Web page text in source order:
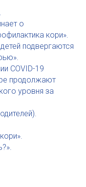
о
кори».
подвергаются
COVID-19
продолжают
уровня за